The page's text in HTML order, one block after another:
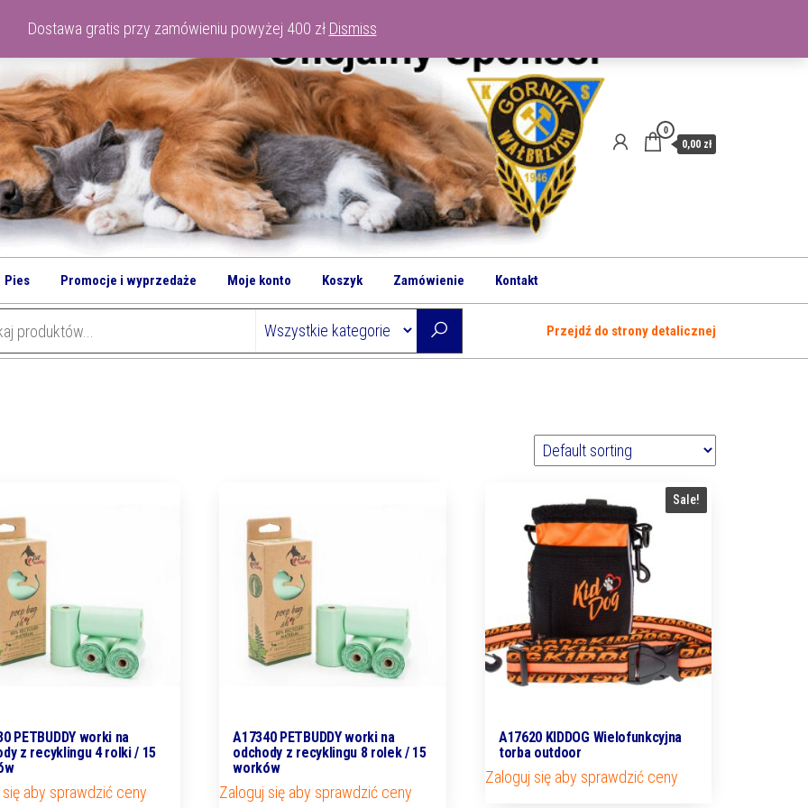
0
0,00 zł
Pies Promocje i wyprzedaże Moje konto Koszyk Zamówienie Kontakt
Przejdź do strony detalicznej
PETBUDDY worki na
z recyklingu 4 rolki / 15
aby sprawdzić ceny
A17340 PETBUDDY worki na
odchody z recyklingu 8 rolek / 15
worków
Zaloguj się aby sprawdzić ceny
Sale!
A17620 KIDDOG Wielofunkcyjna
torba outdoor
Zaloguj się aby sprawdzić ceny
Dostawa gratis przy zamówieniu powyżej 400 zł Dismiss